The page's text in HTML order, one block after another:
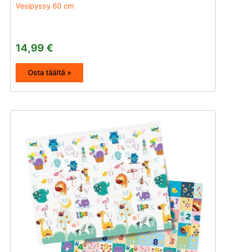
Vesipyssy 60 cm
14,99 €
Osta täältä »